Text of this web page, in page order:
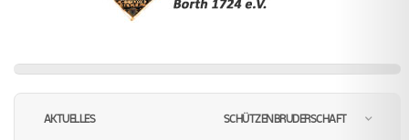
AKTUELLES SCHÜTZENBRUDERSCHAFT